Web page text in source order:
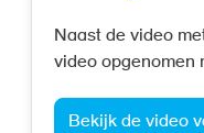
Naast de video
video opgenomen
Bekijk de video